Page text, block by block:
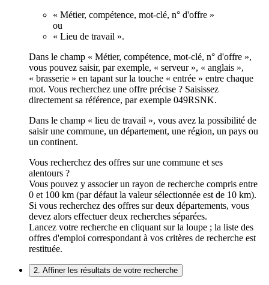
« Métier, compétence, mot-clé, n° d'offre »
ou
« Lieu de travail ».
Dans le champ « Métier, compétence, mot-clé, n° d'offre »,
vous pouvez saisir, par exemple, « serveur », « anglais »,
« brasserie » en tapant sur la touche « entrée » entre chaque
mot. Vous recherchez une offre précise ? Saisissez
directement sa référence, par exemple 049RSNK.
Dans le champ « lieu de travail », vous avez la possibilité de
saisir une commune, un département, une région, un pays ou
un continent.
Vous recherchez des offres sur une commune et ses
alentours ?
Vous pouvez y associer un rayon de recherche compris entre
0 et 100 km (par défaut la valeur sélectionnée est de 10 km).
Si vous recherchez des offres sur deux départements, vous
devez alors effectuer deux recherches séparées.
Lancez votre recherche en cliquant sur la loupe ; la liste des
offres d'emploi correspondant à vos critères de recherche est
restituée.
2. Affiner les résultats de votre recherche